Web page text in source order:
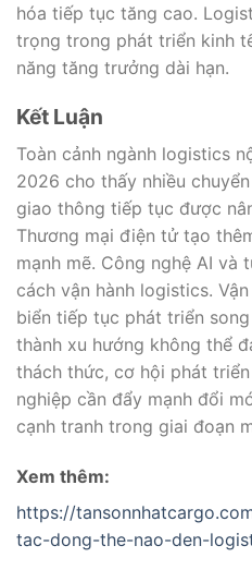
hóa tiếp tục tăng cao.
trọng trong phát triển kinh
năng tăng trưởng dài hạn.
Kết Luận
Toàn cảnh ngành logistics
2026 cho thấy nhiều
giao thông tiếp tục được
Thương mại điện tử tạo
mạnh mẽ. Công nghệ AI và
cách vận hành logistics.
biển tiếp tục phát triển
thành xu hướng không thể
thách thức, cơ hội phát
nghiệp cần đẩy mạnh đổi
cạnh tranh trong giai đoạn
Xem thêm:
https://
tac-dong-the-nao-den-